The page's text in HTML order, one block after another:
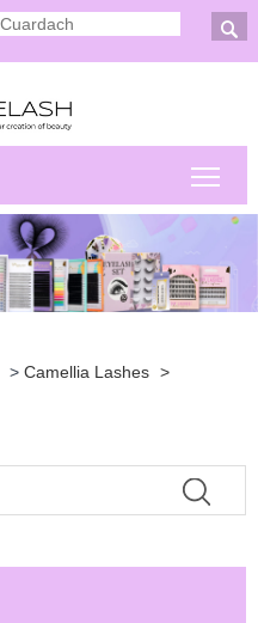

> Camellia Lashes >